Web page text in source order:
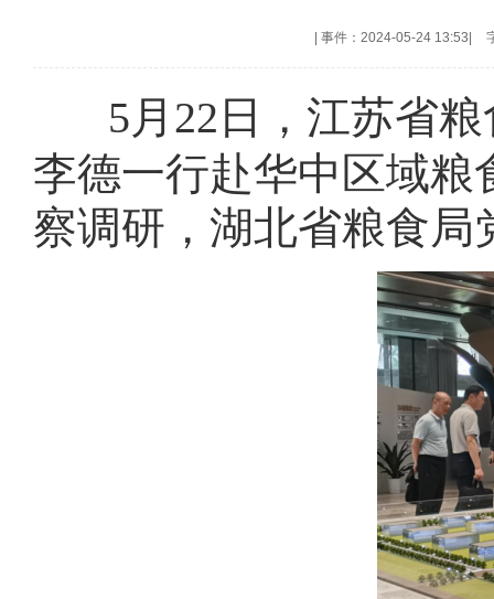
事件：2024-05-24 13:53
5月22日，江苏省
李德一行赴华中区域
察调研，湖北省粮食